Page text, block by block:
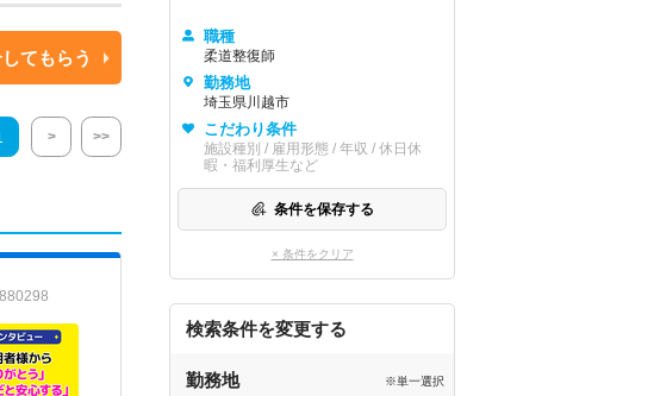
てもらう
> >>
職種
柔道整復師
勤務地
埼玉県川越市
こだわり条件
施設種別 / 雇用形態 / 年収 / 休日休
暇・福利厚生など
条件を保存する
× 条件をクリア
検索条件を変更する
勤務地 ※単一選択